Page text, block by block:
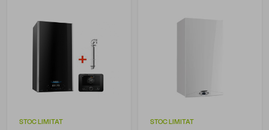
STOC LIMITAT STOC LIMITAT